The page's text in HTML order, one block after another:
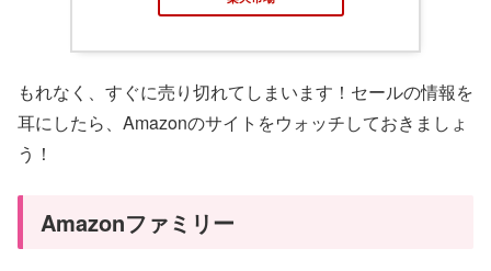
もれなく、すぐに売り切れてしまいます！セールの情報を
耳にしたら、Amazonのサイトをウォッチしておきましょ
う！
Amazonファミリー